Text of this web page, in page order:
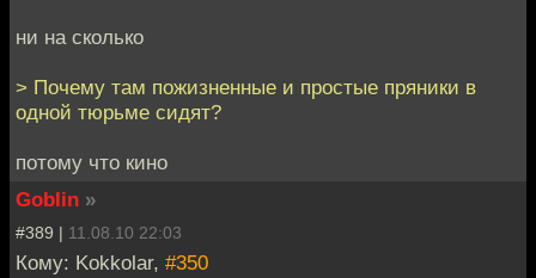
ни на сколько
> Почему там пожизненные и простые пряники в
одной тюрьме сидят?
потому что кино
Goblin »
#389 | 11.08.10 22:03
Кому: Kokkolar, #350